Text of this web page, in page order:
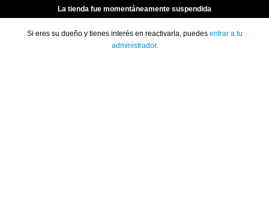
La tienda fue momentáneamente suspendida
Si eres su dueño y tienes interés en reactivarla, puedes entrar a tu
administrador.